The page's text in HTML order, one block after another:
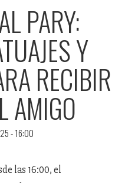
PARY:
Y
RECIBIR
AMIGO
- 16:00
las 16:00, el